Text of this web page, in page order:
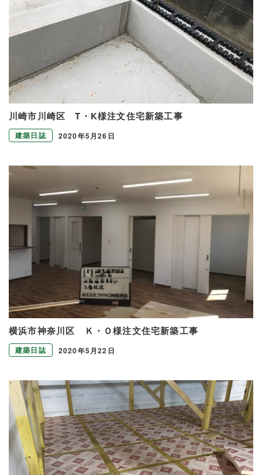
川崎市川崎区 T・K様注文住宅新築工事
建築日誌 2020年5月26日
横浜市神奈川区 Ｋ・Ｏ様注文住宅新築工事
建築日誌 2020年5月22日